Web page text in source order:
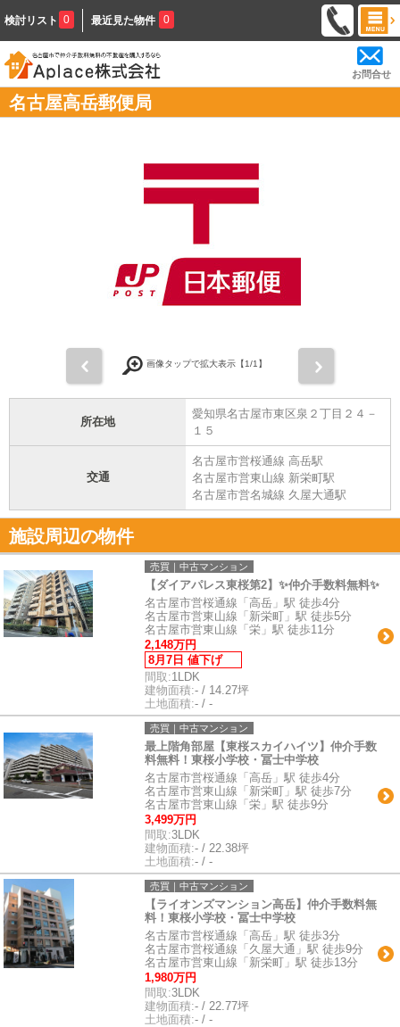
検討リスト 0 最近見た物件 0
お問合せ
名古屋高岳郵便局
画像タップで拡大表示【1/1】
所在地
愛知県名古屋市東区泉２丁目２４－
１５
交通
名古屋市営桜通線 高岳駅
名古屋市営東山線 新栄町駅
名古屋市営名城線 久屋大通駅
施設周辺の物件
売買｜中古マンション
【ダイアパレス東桜第2】✨️仲介手数料無料✨️
名古屋市営桜通線「高岳」駅 徒歩4分
名古屋市営東山線「新栄町」駅 徒歩5分
名古屋市営東山線「栄」駅 徒歩11分
2,148万円
8月7日 値下げ
間取:1LDK
建物面積:- / 14.27坪
土地面積:- / -
売買｜中古マンション
最上階角部屋【東桜スカイハイツ】仲介手数
料無料！東桜小学校・冨士中学校
名古屋市営桜通線「高岳」駅 徒歩4分
名古屋市営東山線「新栄町」駅 徒歩7分
名古屋市営東山線「栄」駅 徒歩9分
3,499万円
間取:3LDK
建物面積:- / 22.38坪
土地面積:- / -
売買｜中古マンション
【ライオンズマンション高岳】仲介手数料無
料！東桜小学校・冨士中学校
名古屋市営桜通線「高岳」駅 徒歩3分
名古屋市営桜通線「久屋大通」駅 徒歩9分
名古屋市営東山線「新栄町」駅 徒歩13分
1,980万円
間取:3LDK
建物面積:- / 22.77坪
土地面積:- / -